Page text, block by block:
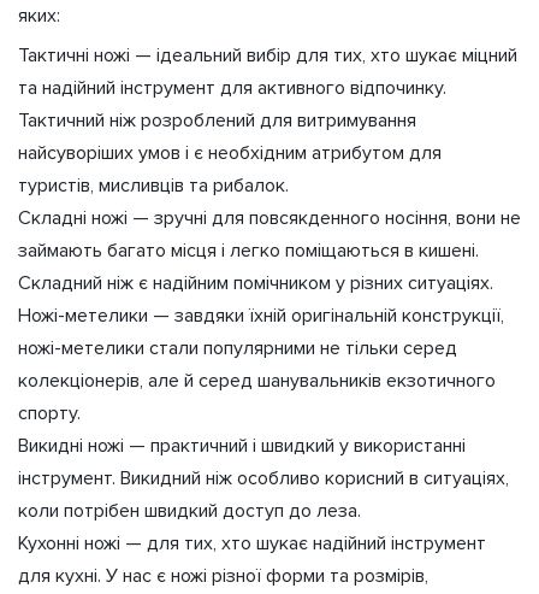
яких:
Тактичні ножі — ідеальний вибір для тих, хто шукає міцний
та надійний інструмент для активного відпочинку.
Тактичний ніж розроблений для витримування
найсуворіших умов і є необхідним атрибутом для
туристів, мисливців та рибалок.
Складні ножі — зручні для повсякденного носіння, вони не
займають багато місця і легко поміщаються в кишені.
Складний ніж є надійним помічником у різних ситуаціях.
Ножі-метелики — завдяки їхній оригінальній конструкції,
ножі-метелики стали популярними не тільки серед
колекціонерів, але й серед шанувальників екзотичного
спорту.
Викидні ножі — практичний і швидкий у використанні
інструмент. Викидний ніж особливо корисний в ситуаціях,
коли потрібен швидкий доступ до леза.
Кухонні ножі — для тих, хто шукає надійний інструмент
для кухні. У нас є ножі різної форми та розмірів,